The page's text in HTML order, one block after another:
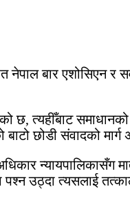
बार एशोसिएन र
छ, त्यहीँबाट
छोडी संवादको
न्यायपालिकासँग
पश्न उठ्दा त्यसलाई